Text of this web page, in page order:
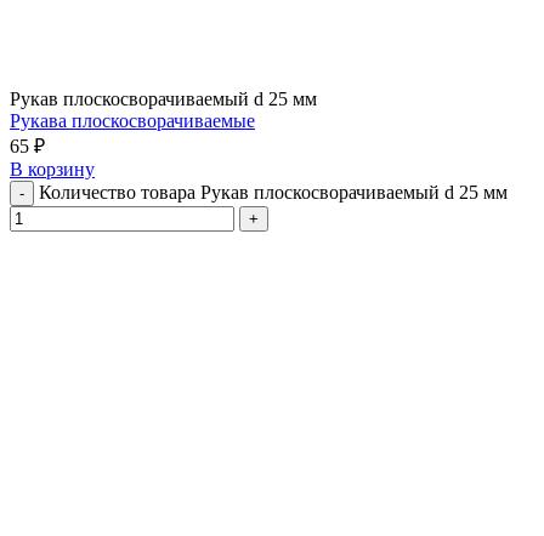
Рукав плоскосворачиваемый d 25 мм
Рукава плоскосворачиваемые
65 ₽
В корзину
Количество товара Рукав плоскосворачиваемый d 25 мм